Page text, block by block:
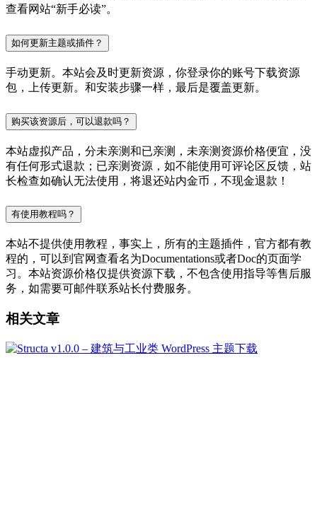
查看网站“新手必读”。
如何更新主题或插件？
手动更新。本站会及时更新资源，你登录你的账号下载资源
包，上传更新。和安装步骤一样，最后是覆盖更新。
购买该资源后，可以退款吗？
本站虚拟产品，分未亲测和已亲测，未亲测资源价格便宜，没
有任何形式退款；已亲测资源，如不能使用可评论区反馈，站
长检查如确认无法使用，将退还站内金币，不现金退款！
有使用教程吗？
本站不提供使用教程，事实上，所有的主题插件，官方都有教
程的，可以到官网查看名为Documentations或者Doc的页面学
习。本站资源价格仅提供资源下载，不包含使用指导等售后服
务，如需要可邮件联系站长付费服务。
相关文章